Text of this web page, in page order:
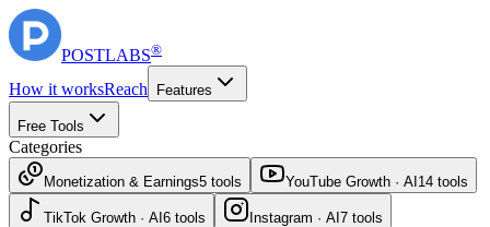
POSTLABS®
How it worksReach Features
Free Tools
Categories
Monetization & Earnings5 tools YouTube Growth · AI 14 tools
TikTok Growth · AI 6 tools Instagram · AI 7 tools